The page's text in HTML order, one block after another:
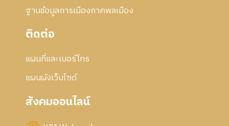
ฐานข้อมูลการเมืองภาคพลเมือง
ติดต่อ
แผนที่และเบอร์โทร
แผนผังเว็บไซด์
สังคมออนไลน์